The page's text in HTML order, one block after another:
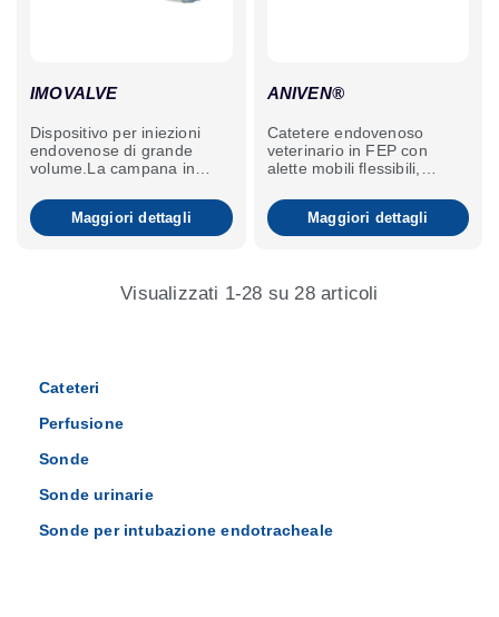
Visualizzati 1-28 su 28 articoli
Cateteri
Perfusione
Sonde
Sonde urinarie
Sonde per intubazione endotracheale
IMOVALVE
Dispositivo per iniezioni
endovenose di grande
volume.La campana in
le bottiglie standard e
include una presa d'aria
integrata.
Maggiori dettagli
ANIVEN®
Catetere endovenoso
veterinario in FEP con
alette mobili flessibili,
con punta a tripla
smussatura.Maggiori dettagli